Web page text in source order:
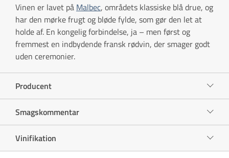
Vinen er lavet på Malbec, områdets klassiske blå drue, og
har den mørke frugt og bløde fylde, som gør den let at
holde af. En kongelig forbindelse, ja – men først og
fremmest en indbydende fransk rødvin, der smager godt
uden ceremonier.
Producent
Smagskommentar
Vinifikation